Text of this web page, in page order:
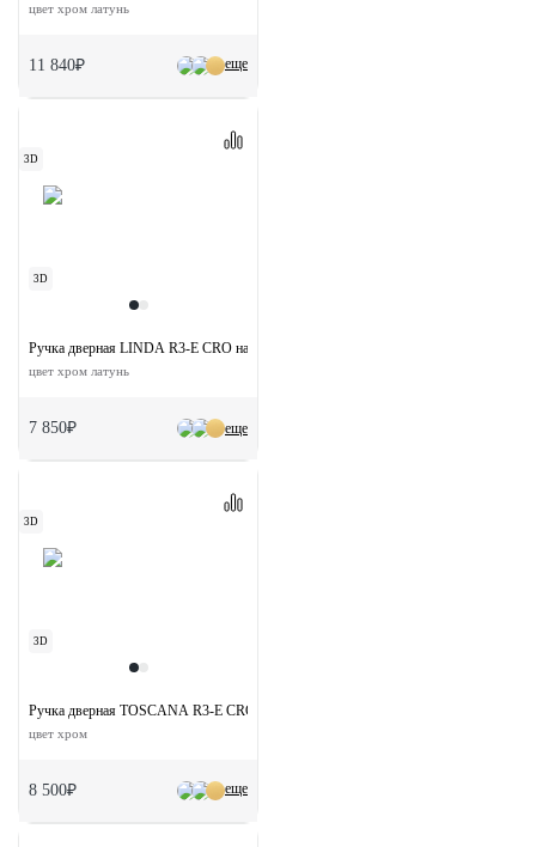
еще
цвет хром латунь
11 840₽
3D
3D
еще
Ручка дверная LINDA R3-E CRO на круглой розетке
цвет хром латунь
7 850₽
3D
3D
еще
Ручка дверная TOSCANA R3-E CRO раздельная на круглой розетке
цвет хром
8 500₽